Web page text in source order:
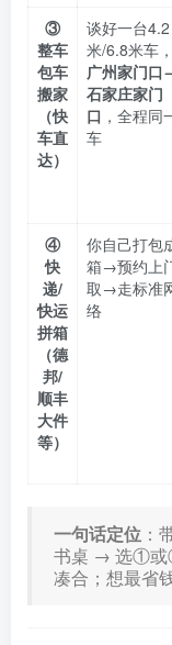
③
整车
包车
搬家
（快
车直
达）
谈好一台4.2
米/6.8米车，
广州家门口
石家庄家门
口 ，全程同
车
④
快
递/
快运
拼箱
（德
邦/
顺丰
大件
等）
你自己打包
箱→预约上
取→走标准
络
一句话定位 ：
书桌 → 选①或
凑合；想最省